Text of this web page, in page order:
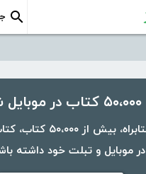
۵۰،۰۰۰ کتاب در موبایل شما
با اپلیکیشن
در موبایل و تبلت خود داشته